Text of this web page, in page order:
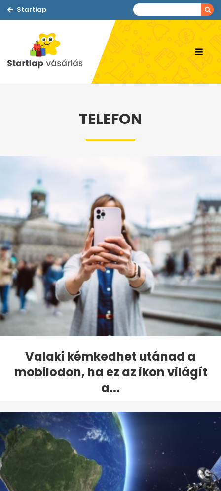
Startlap
TELEFON
Valaki kémkedhet utánad a
mobilodon, ha ez az ikon világít
a...